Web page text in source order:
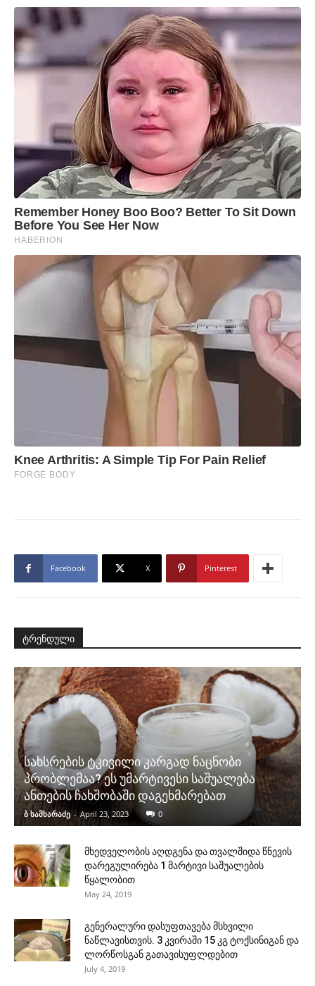
Facebook X Pinterest
ტრენდული
სახსრების ტკივილი კარგად ნაცნობი
პრობლემაა? ეს უმარტივესი საშუალება
ანთების ჩახშობაში დაგეხმარებათ
ბ სამხარაძე - April 23, 2023 0
მხედველობის აღდგენა და თვალშიდა წნევის
დარეგულირება 1 მარტივი საშუალების
წყალობით
May 24, 2019
გენერალური დასუფთავება მსხვილი
ნაწლავისთვის. 3 კვირაში 15 კგ ტოქსინიგან და
ლორწოსგან გათავისუფლდებით
July 4, 2019